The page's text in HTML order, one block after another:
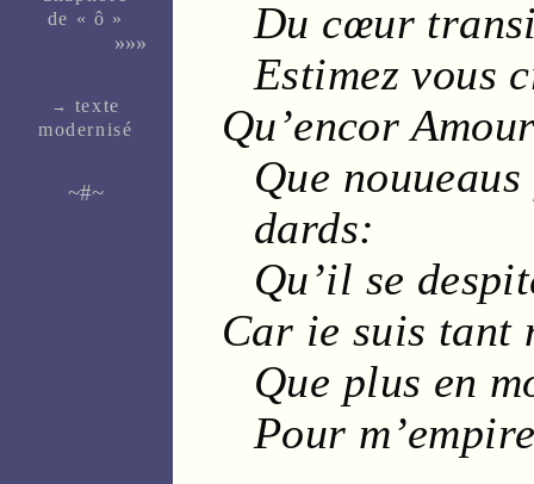
de « ô »
»»»
→ texte
moder­nisé
~#~
Du cœur
Estimez vous
Qu’encor
Que nouueaus
dards:
Qu’il se
Car ie suis tant
Que plus en
Pour